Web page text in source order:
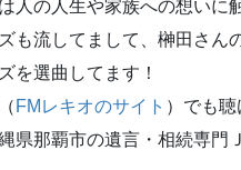
人の人生や家族への想いに
も流してまして、榊田さ
を選曲してます！
FMレキオのサイト ）でも
県那覇市の遺言・相続専